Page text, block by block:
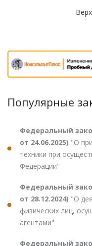
Популярные
Федеральный
от 24.06.2025) "О
техники при
Федерации"
Федеральный
от 28.12.2024) "О
физических лиц,
агентами"
Федеральный